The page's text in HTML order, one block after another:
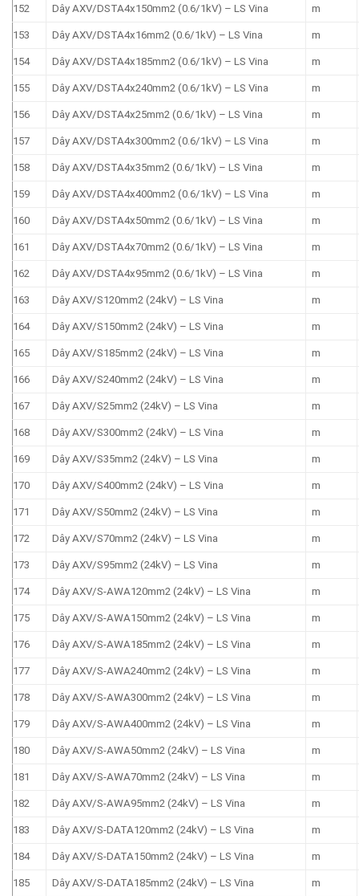
152 Dây AXV/DSTA4x150mm2 (0.6/1kV) – LS Vina m
153 Dây AXV/DSTA4x16mm2 (0.6/1kV) – LS Vina m
154 Dây AXV/DSTA4x185mm2 (0.6/1kV) – LS Vina m
155 Dây AXV/DSTA4x240mm2 (0.6/1kV) – LS Vina m
156 Dây AXV/DSTA4x25mm2 (0.6/1kV) – LS Vina m
157 Dây AXV/DSTA4x300mm2 (0.6/1kV) – LS Vina m
158 Dây AXV/DSTA4x35mm2 (0.6/1kV) – LS Vina m
159 Dây AXV/DSTA4x400mm2 (0.6/1kV) – LS Vina m
160 Dây AXV/DSTA4x50mm2 (0.6/1kV) – LS Vina m
161 Dây AXV/DSTA4x70mm2 (0.6/1kV) – LS Vina m
162 Dây AXV/DSTA4x95mm2 (0.6/1kV) – LS Vina m
163 Dây AXV/S120mm2 (24kV) – LS Vina m
164 Dây AXV/S150mm2 (24kV) – LS Vina m
165 Dây AXV/S185mm2 (24kV) – LS Vina m
166 Dây AXV/S240mm2 (24kV) – LS Vina m
167 Dây AXV/S25mm2 (24kV) – LS Vina m
168 Dây AXV/S300mm2 (24kV) – LS Vina m
169 Dây AXV/S35mm2 (24kV) – LS Vina m
170 Dây AXV/S400mm2 (24kV) – LS Vina m
171 Dây AXV/S50mm2 (24kV) – LS Vina m
172 Dây AXV/S70mm2 (24kV) – LS Vina m
173 Dây AXV/S95mm2 (24kV) – LS Vina m
174 Dây AXV/S-AWA120mm2 (24kV) – LS Vina m
175 Dây AXV/S-AWA150mm2 (24kV) – LS Vina m
176 Dây AXV/S-AWA185mm2 (24kV) – LS Vina m
177 Dây AXV/S-AWA240mm2 (24kV) – LS Vina m
178 Dây AXV/S-AWA300mm2 (24kV) – LS Vina m
179 Dây AXV/S-AWA400mm2 (24kV) – LS Vina m
180 Dây AXV/S-AWA50mm2 (24kV) – LS Vina m
181 Dây AXV/S-AWA70mm2 (24kV) – LS Vina m
182 Dây AXV/S-AWA95mm2 (24kV) – LS Vina m
183 Dây AXV/S-DATA120mm2 (24kV) – LS Vina m
184 Dây AXV/S-DATA150mm2 (24kV) – LS Vina m
185 Dây AXV/S-DATA185mm2 (24kV) – LS Vina m